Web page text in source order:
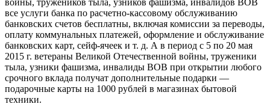
войны, тружеников тыла, узников фашизма, инвалидов ВОВ
все услуги банка по расчетно-кассовому обслуживанию
банковских счетов бесплатны, включая комиссии за переводы,
оплату коммунальных платежей, оформление и обслуживание
банковских карт, сейф-ячеек и т. д. А в период с 5 по 20 мая
2015 г. ветераны Великой Отечественной войны, труженики
тыла, узники фашизма, инвалиды ВОВ при открытии любого
срочного вклада получат дополнительные подарки —
подарочные карты на 1000 рублей в магазинах бытовой
техники.